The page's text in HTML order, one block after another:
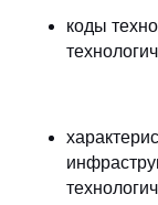
коды